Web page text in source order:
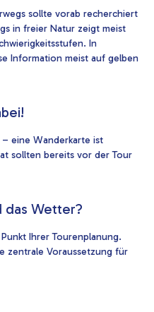
sollte vorab recherchiert
in freier Natur zeigt meist
In
Information meist auf gelben
eine Wanderkarte ist
sollten bereits vor der Tour
das Wetter?
Ihrer Tourenplanung.
zentrale Voraussetzung für